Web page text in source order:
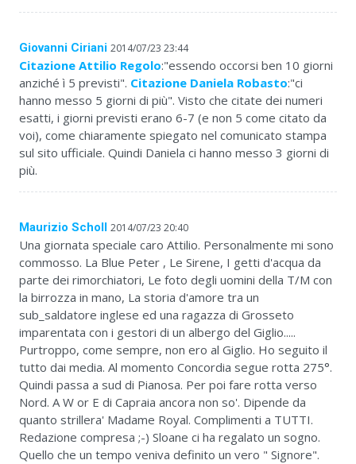
Giovanni Ciriani 2014/07/23 23:44
Citazione Attilio Regolo:"essendo occorsi ben 10 giorni
anziché ì 5 previsti". Citazione Daniela Robasto:"ci
hanno messo 5 giorni di più". Visto che citate dei numeri
esatti, i giorni previsti erano 6-7 (e non 5 come citato da
voi), come chiaramente spiegato nel comunicato stampa
sul sito ufficiale. Quindi Daniela ci hanno messo 3 giorni di
più.
Maurizio Scholl 2014/07/23 20:40
Una giornata speciale caro Attilio. Personalmente mi sono
commosso. La Blue Peter , Le Sirene, I getti d'acqua da
parte dei rimorchiatori, Le foto degli uomini della T/M con
la birrozza in mano, La storia d'amore tra un
sub_saldatore inglese ed una ragazza di Grosseto
imparentata con i gestori di un albergo del Giglio.....
Purtroppo, come sempre, non ero al Giglio. Ho seguito il
tutto dai media. Al momento Concordia segue rotta 275°.
Quindi passa a sud di Pianosa. Per poi fare rotta verso
Nord. A W or E di Capraia ancora non so'. Dipende da
quanto strillera' Madame Royal. Complimenti a TUTTI.
Redazione compresa ;-) Sloane ci ha regalato un sogno.
Quello che un tempo veniva definito un vero " Signore".